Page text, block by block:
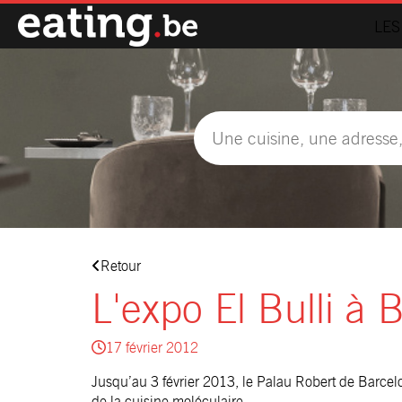
Retour
L'expo El Bulli à
17 février 2012
Jusqu’au 3 février 2013, le Palau Robert de